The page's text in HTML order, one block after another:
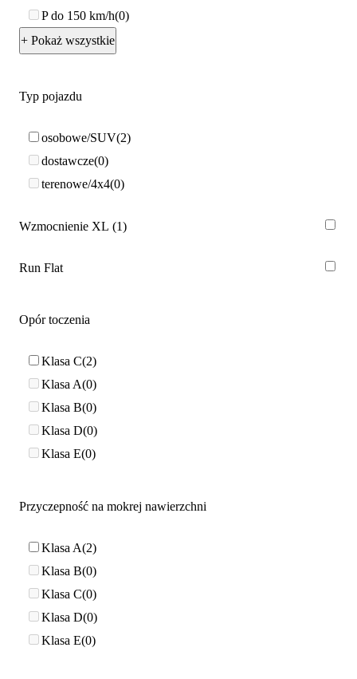
P do 150 km/h 0
+ Pokaż wszystkie
Typ pojazdu
osobowe/SUV 2
dostawcze 0
terenowe/4x4 0
Wzmocnienie XL 1
Run Flat
Opór toczenia
Klasa C 2
Klasa A 0
Klasa B 0
Klasa D 0
Klasa E 0
Przyczepność na mokrej nawierzchni
Klasa A 2
Klasa B 0
Klasa C 0
Klasa D 0
Klasa E 0